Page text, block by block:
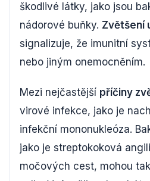
škodlivé látky, jako jsou
nádorové buňky. Zvětšení
signalizuje, že imunitní
nebo jiným onemocněním.
Mezi nejčastější příčiny
virové infekce, jako je
infekční mononukleóza.
jako je streptokoková
močových cest, mohou